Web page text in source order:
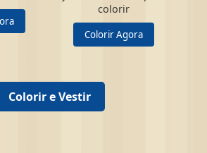
colorir
Colorir Agora
Colorir e Vestir